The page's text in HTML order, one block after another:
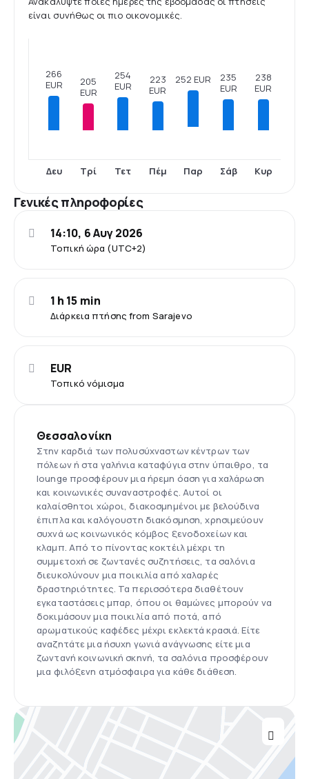
είναι συνήθως οι πιο οικονομικές.
266
EUR
Δευ
205
EUR
Τρί
254
EUR
Τετ
223
EUR
Πέμ
252 EUR
Παρ
235
EUR
Σάβ
238
EUR
Κυρ
Γενικές πληροφορίες
Τοπική ώρα (UTC+2)
14:10, 6 Αυγ 2026
Διάρκεια πτήσης from Sarajevo
1 h 15 min
Τοπικό νόμισμα
EUR
Θεσσαλονίκη
Στην καρδιά των πολυσύχναστων κέντρων των
πόλεων ή στα γαλήνια καταφύγια στην ύπαιθρο, τα
lounge προσφέρουν μια ήρεμη όαση για χαλάρωση
και κοινωνικές συναναστροφές. Αυτοί οι
καλαίσθητοι χώροι, διακοσμημένοι με βελούδινα
έπιπλα και καλόγουστη διακόσμηση, χρησιμεύουν
συχνά ως κοινωνικός κόμβος ξενοδοχείων και
κλαμπ. Από το πίνοντας κοκτέιλ μέχρι τη
συμμετοχή σε ζωντανές συζητήσεις, τα σαλόνια
διευκολύνουν μια ποικιλία από χαλαρές
δραστηριότητες. Τα περισσότερα διαθέτουν
εγκαταστάσεις μπαρ, όπου οι θαμώνες μπορούν να
δοκιμάσουν μια ποικιλία από ποτά, από
αρωματικούς καφέδες μέχρι εκλεκτά κρασιά. Είτε
αναζητάτε μια ήσυχη γωνιά ανάγνωσης είτε μια
ζωντανή κοινωνική σκηνή, τα σαλόνια προσφέρουν
μια φιλόξενη ατμόσφαιρα για κάθε διάθεση.